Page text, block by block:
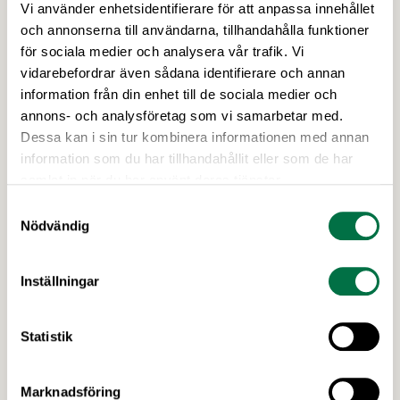
Vi använder enhetsidentifierare för att anpassa innehållet
och annonserna till användarna, tillhandahålla funktioner
för sociala medier och analysera vår trafik. Vi
vidarebefordrar även sådana identifierare och annan
information från din enhet till de sociala medier och
annons- och analysföretag som vi samarbetar med.
Dessa kan i sin tur kombinera informationen med annan
information som du har tillhandahållit eller som de har
Nödvändig
Inställningar
Statistik
Marknadsföring
Dafgårds är Årets Livsmedelsexportör
2026: ”Svensk matlagning när den är
som bäst” – Livsmedelsföretagen
De senaste åren har Dafgårds målmedvetet satsat
på att sälja till större globala aktörer, med
resultatet att exporten idag utgör 35 procent av
bolagets omsättning. All produktion sker
priset Årets Livsmedelsexportör 2026. Priset
Årets Livsmedelsexportör är ett samarbete mellan